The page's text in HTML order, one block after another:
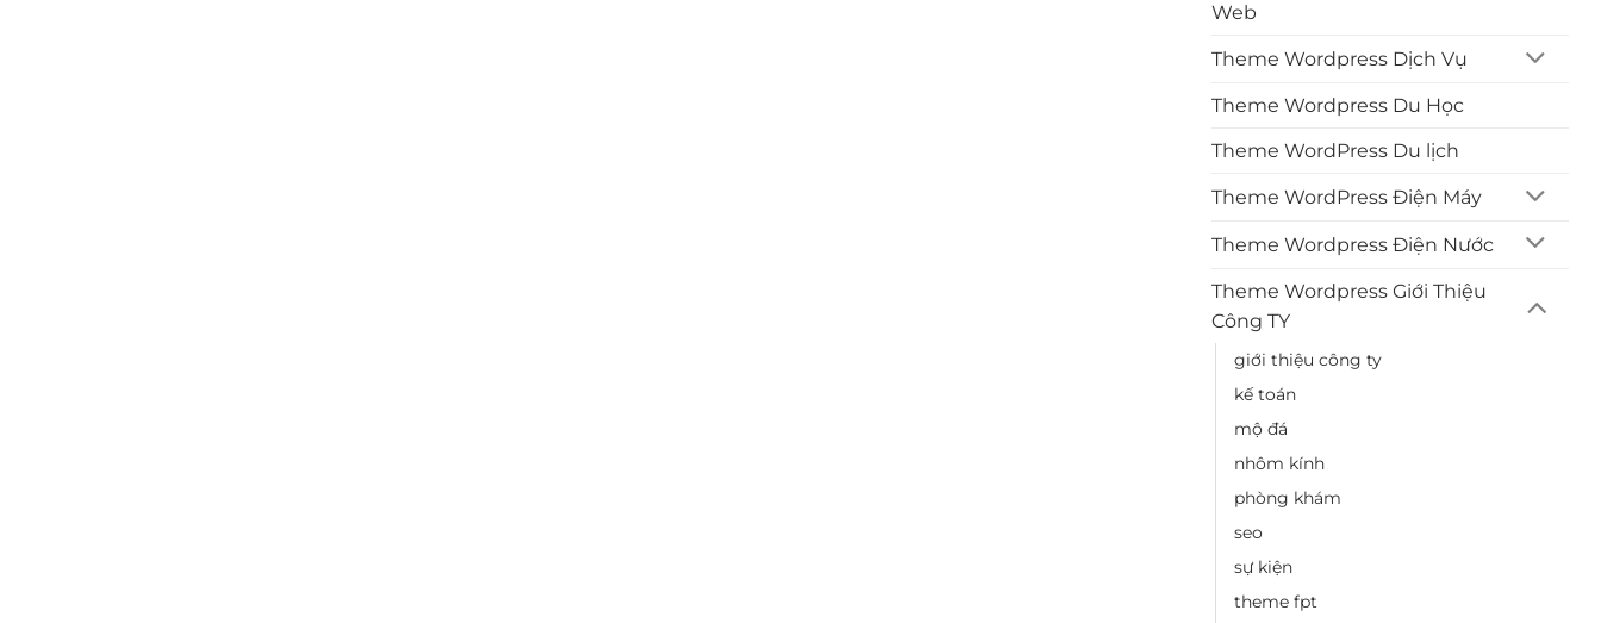
Web
Theme Wordpress Dịch Vụ
Theme Wordpress Du Học
Theme WordPress Du lịch
Theme WordPress Điện Máy
Theme Wordpress Điện Nước
Theme Wordpress Giới Thiệu
Công TY
giới thiệu công ty
kế toán
mộ đá
nhôm kính
phòng khám
seo
sự kiện
theme fpt